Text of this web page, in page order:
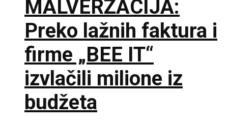
MALVERZACIJA:
Preko lažnih faktura i
firme „BEE IT“
izvlačili milione iz
budžeta